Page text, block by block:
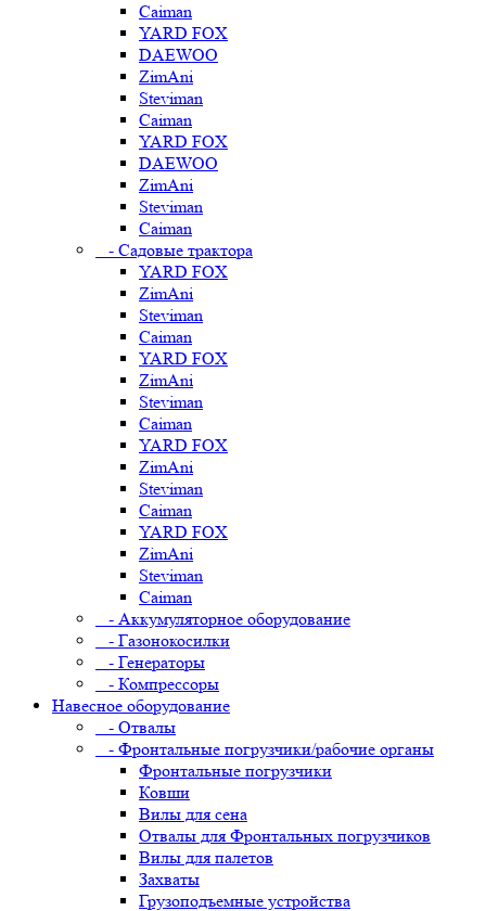
Caiman
YARD FOX
DAEWOO
ZimAni
Steviman
Caiman
YARD FOX
DAEWOO
ZimAni
Steviman
Caiman
- Садовые трактора
YARD FOX
ZimAni
Steviman
Caiman
YARD FOX
ZimAni
Steviman
Caiman
YARD FOX
ZimAni
Steviman
Caiman
YARD FOX
ZimAni
Steviman
Caiman
- Аккумуляторное оборудование
- Газонокосилки
- Генераторы
- Компрессоры
Навесное оборудование
- Отвалы
- Фронтальные погрузчики/рабочие органы
Фронтальные погрузчики
Ковши
Вилы для сена
Отвалы для Фронтальных погрузчиков
Вилы для палетов
Захваты
Грузоподъемные устройства